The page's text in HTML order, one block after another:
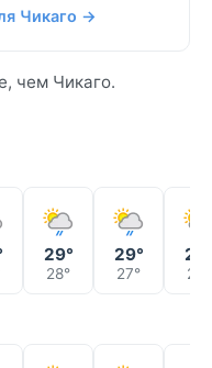
Чикаго →
чем Чикаго.
29°
28°
29°
27° 27°